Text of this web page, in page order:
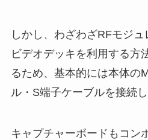
しかし、わざわざRFモジ
ビデオデッキを利用する方
るため、基本的には本体の
ル・S端子ケーブルを接続
キャプチャーボードもコン